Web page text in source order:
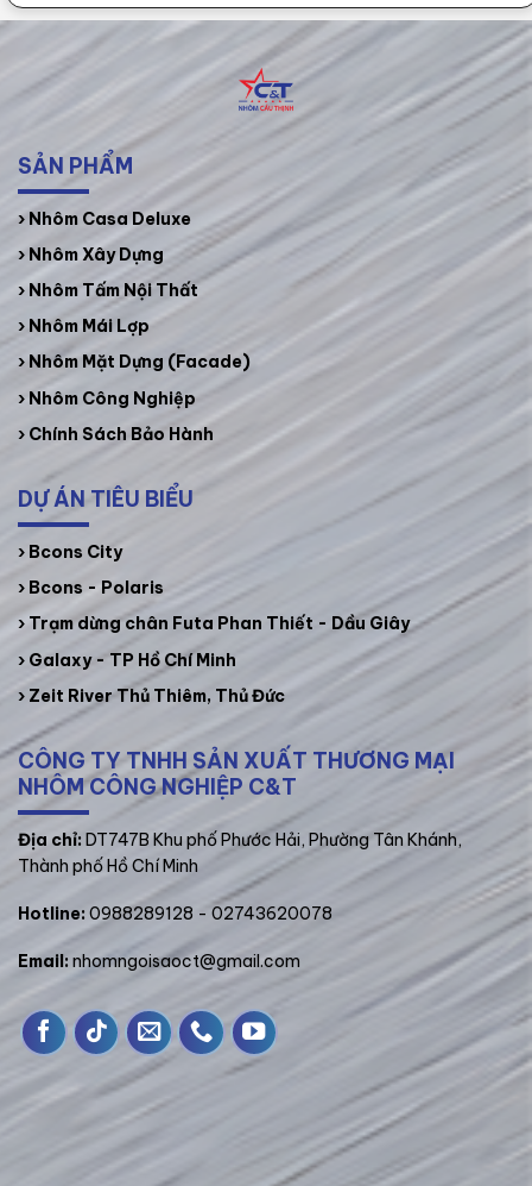
SẢN PHẨM
› Nhôm Casa Deluxe
› Nhôm Xây Dựng
› Nhôm Tấm Nội Thất
› Nhôm Mái Lợp
› Nhôm Mặt Dựng (Facade)
› Nhôm Công Nghiệp
› Chính Sách Bảo Hành
DỰ ÁN TIÊU BIỂU
› Bcons City
› Bcons - Polaris
› Trạm dừng chân Futa Phan Thiết - Dầu Giây
› Galaxy - TP Hồ Chí Minh
› Zeit River Thủ Thiêm, Thủ Đức
CÔNG TY TNHH SẢN XUẤT THƯƠNG MẠI
NHÔM CÔNG NGHIỆP C&T
­Địa chỉ: DT747B Khu phố Phước Hải, Phường Tân Khánh,
Thành phố Hồ Chí Minh
Hotline: 0988289128 - 02743620078
Email: nhomngoisaoct@gmail.com